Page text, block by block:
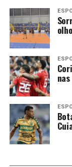
agricultura e de
Comentários
RELATED TOPICS:
CLIMÁTICA